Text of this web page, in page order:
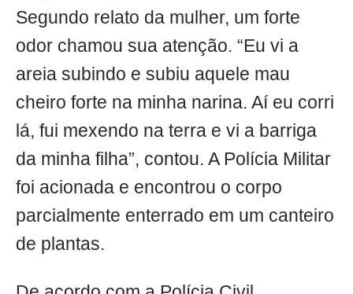
Segundo relato da mulher, um forte
odor chamou sua atenção. “Eu vi a
areia subindo e subiu aquele mau
cheiro forte na minha narina. Aí eu corri
lá, fui mexendo na terra e vi a barriga
da minha filha”, contou. A Polícia Militar
foi acionada e encontrou o corpo
parcialmente enterrado em um canteiro
de plantas.